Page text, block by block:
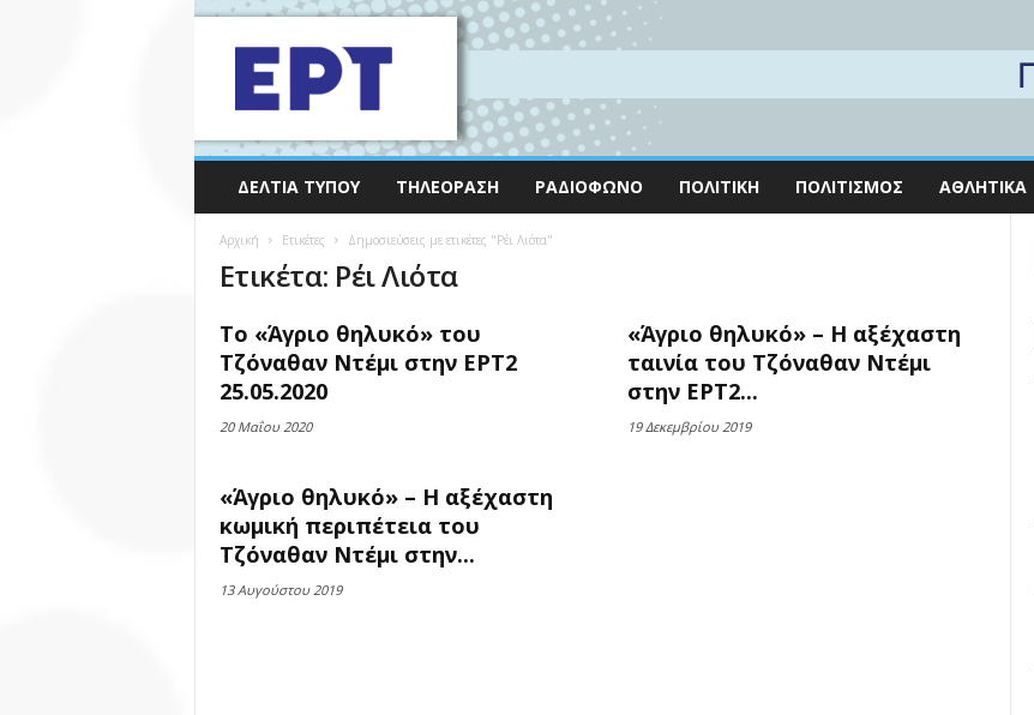
ΔΕΛΤΊΑ ΤΎΠΟΥ ΤΗΛΕΌΡΑΣΗ ΡΑΔΙΌΦΩΝΟ ΠΟΛΙΤΙΚΉ ΠΟΛΙΤΙΣΜΌΣ ΑΘΛΗΤΙΚΆ
Αρχική Ετικέτες Δημοσιεύσεις με ετικέτες "Ρέι Λιότα"
Ετικέτα: Ρέι Λιότα
Το «Άγριο θηλυκό» του
Τζόναθαν Ντέμι στην ΕΡΤ2
25.05.2020
20 Μαΐου 2020
«Άγριο θηλυκό» – Η αξέχαστη
ταινία του Τζόναθαν Ντέμι
στην ΕΡΤ2...
19 Δεκεμβρίου 2019
«Άγριο θηλυκό» – Η αξέχαστη
κωμική περιπέτεια του
Τζόναθαν Ντέμι στην...
13 Αυγούστου 2019